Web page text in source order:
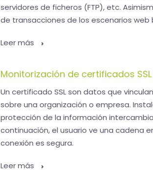
servidores de ficheros (FTP), etc.
de transacciones de los escenarios web
Leer más
Monitorización de certificados
Un certificado SSL son datos que
sobre una organización o empresa.
protección de la información
continuación, el usuario ve una cadena
conexión es segura.
Leer más